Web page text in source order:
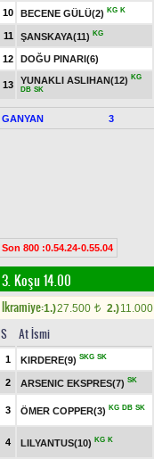
10 BECENE GÜLÜ(2) KG K
11 ŞANSKAYA(11) KG
12 DOĞU PINARI(6)
13 YUNAKLI ASLIHAN(12) KG
DB SK
GANYAN 3
Son 800 :0.54.24-0.55.04
3. Koşu 14.00
Ikramiye:1.)27.500 t 2.)11.000
S At İsmi
1 KIRDERE(9) SKG SK
2 ARSENIC EKSPRES(7) SK
3 ÖMER COPPER(3) KG DB SK
4 LILYANTUS(10) KG K